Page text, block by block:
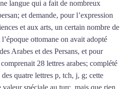
langue qui a fait de nombreux
et demande, pour l’expression
et aux arts, un certain nombre de
ottomane on avait adopté
Arabes et des Persans, et pour
28 lettres arabes; complété
quatre lettres p, tch, j, g; cette